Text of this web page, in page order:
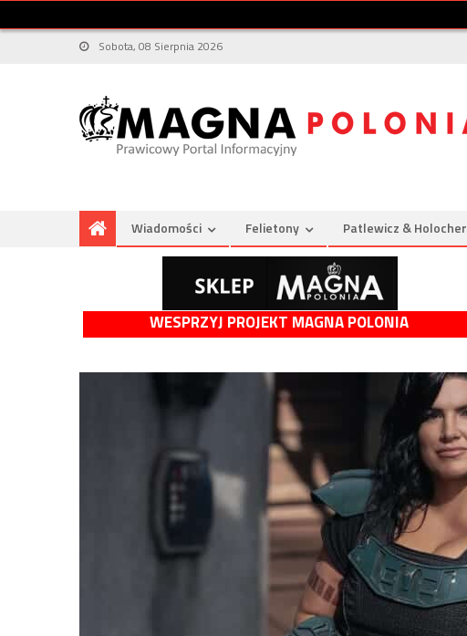
Sobota, 08 Sierpnia 2026
Wiadomości Felietony Patlewicz & Holocher
WESPRZYJ PROJEKT MAGNA POLONIA